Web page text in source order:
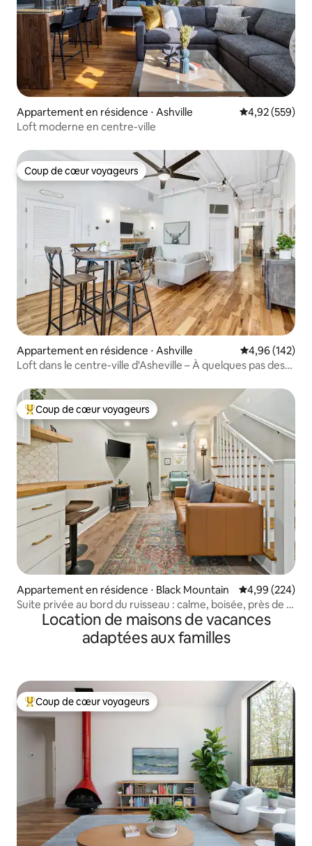
Appartement en résidence ⋅ Ashville Évaluation
4,92 (559)
Loft moderne en centre-ville
Coup de cœur voyageurs
Coup de cœur voyageurs
Appartement en résidence ⋅ Ashville Évaluation
4,96 (142)
Loft dans le centre-ville d'Asheville – À quelques pas des
Coups de cœur voyageurs les plus appréciés
Coup de cœur voyageurs
Appartement en résidence ⋅ Black Mountain Évaluation
4,99 (224)
Suite privée au bord du ruisseau : calme, boisée, près de la
Location de maisons de vacances
adaptées aux familles
Coups de cœur voyageurs les plus appréciés
Coup de cœur voyageurs